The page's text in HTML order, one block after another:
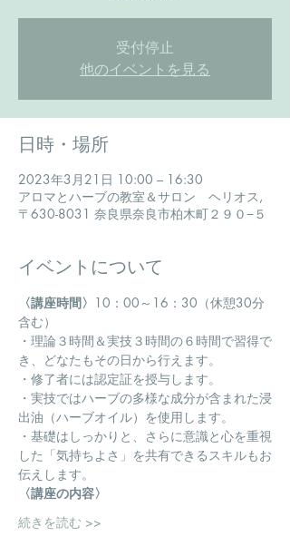
受付停止
他のイベントを見る
日時・場所
2023年3月21日 10:00 – 16:30
アロマとハーブの教室＆サロン ヘリオス,
〒630-8031 奈良県奈良市柏木町２９０−５
イベントについて
〈講座時間〉 10：00～16：30（休憩30分
含む）
・理論３時間＆実技３時間の６時間で習得で
き、どなたもその日から行えます。
・修了者には認定証を授与します。
・実技ではハーブの多様な成分が含まれた浸
出油（ハーブオイル）を使用します。
・基礎はしっかりと、さらに意識と心を重視
した「気持ちよさ」を共有できるスキルもお
伝えします。
〈講座の内容〉
続きを読む >>